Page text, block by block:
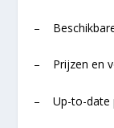
–
– Prijzen en
– Up-to-date